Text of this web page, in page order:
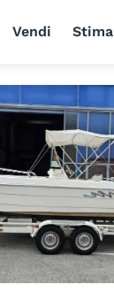
Vendi Stima